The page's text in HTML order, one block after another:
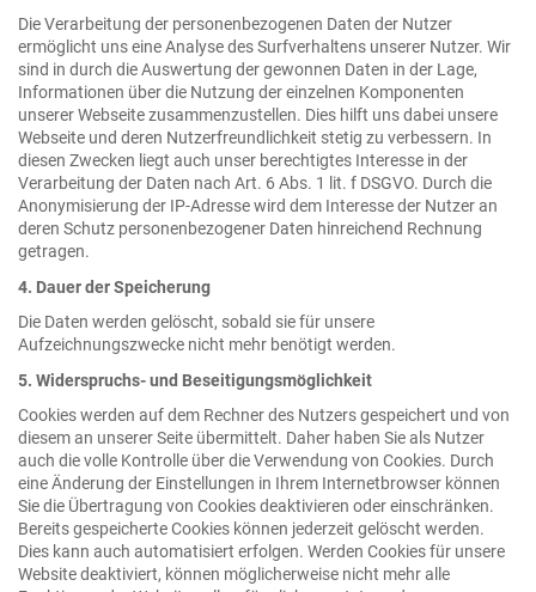
Die Verarbeitung der personenbezogenen Daten der Nutzer
ermöglicht uns eine Analyse des Surfverhaltens unserer Nutzer. Wir
sind in durch die Auswertung der gewonnen Daten in der Lage,
Informationen über die Nutzung der einzelnen Komponenten
unserer Webseite zusammenzustellen. Dies hilft uns dabei unsere
Webseite und deren Nutzerfreundlichkeit stetig zu verbessern. In
diesen Zwecken liegt auch unser berechtigtes Interesse in der
Verarbeitung der Daten nach Art. 6 Abs. 1 lit. f DSGVO. Durch die
Anonymisierung der IP-Adresse wird dem Interesse der Nutzer an
deren Schutz personenbezogener Daten hinreichend Rechnung
getragen.
4. Dauer der Speicherung
Die Daten werden gelöscht, sobald sie für unsere
Aufzeichnungszwecke nicht mehr benötigt werden.
5. Widerspruchs- und Beseitigungsmöglichkeit
Cookies werden auf dem Rechner des Nutzers gespeichert und von
diesem an unserer Seite übermittelt. Daher haben Sie als Nutzer
auch die volle Kontrolle über die Verwendung von Cookies. Durch
eine Änderung der Einstellungen in Ihrem Internetbrowser können
Sie die Übertragung von Cookies deaktivieren oder einschränken.
Bereits gespeicherte Cookies können jederzeit gelöscht werden.
Dies kann auch automatisiert erfolgen. Werden Cookies für unsere
Website deaktiviert, können möglicherweise nicht mehr alle